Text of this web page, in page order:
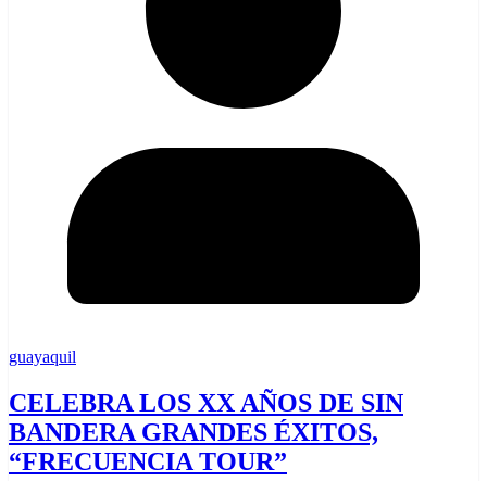
guayaquil
CELEBRA LOS XX AÑOS DE SIN
BANDERA GRANDES ÉXITOS,
“FRECUENCIA TOUR”